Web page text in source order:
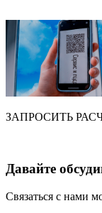
ЗАПРОСИТЬ
Давайте
Связаться с нами